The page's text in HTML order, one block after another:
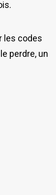
les codes
perdre, un